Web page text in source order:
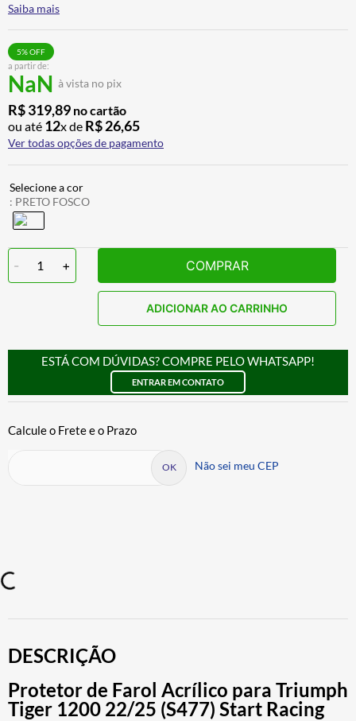
Saiba mais
a partir de:
NaN à vista no pix
5% OFF
R$319,89 no cartão
ou até 12x de R$26,65
Ver todas opções de pagamento
: PRETO FOSCO
- 1 + COMPRAR
ADICIONAR AO CARRINHO
ESTÁ COM DÚVIDAS? COMPRE PELO WHATSAPP!
ENTRAR EM CONTATO
Não sei meu CEP
DESCRIÇÃO
Protetor de Farol Acrílico para Triumph
Tiger 1200 22/25 (S477) Start Racing
9º AIROH
10º